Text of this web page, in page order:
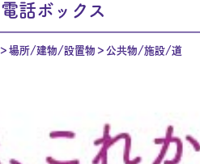
電話ボックス
場所/建物/設置物 公共物/施設/道